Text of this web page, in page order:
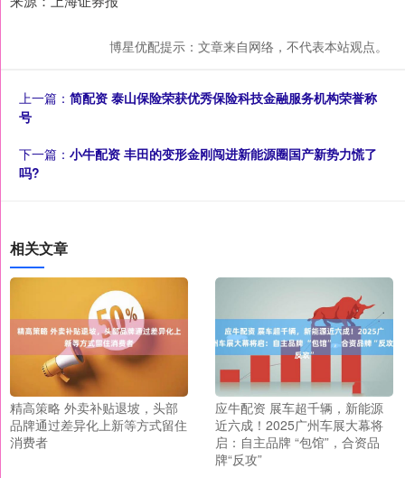
博星优配提示：文章来自网络，不代表本站观点。
上一篇： 简配资 泰山保险荣获优秀保险科技金融服务机构荣誉称
号
下一篇： 小牛配资 丰田的变形金刚闯进新能源圈国产新势力慌了
吗?
相关文章
精高策略 外卖补贴退坡，头部
品牌通过差异化上新等方式留住
消费者
应牛配资 展车超千辆，新能源
近六成！2025广州车展大幕将
启：自主品牌 “包馆”，合资品
牌“反攻”